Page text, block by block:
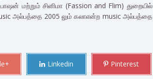
மற்றும் சினிமா (Fassion and Flim) துறையில்
அல்பத்தை 2005 லும் கலாஎன்ற music அல்பத்தை
Linkedin Pinterest